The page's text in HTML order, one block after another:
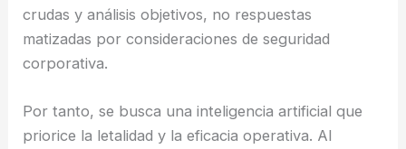
crudas y análisis objetivos, no respuestas
matizadas por consideraciones de seguridad
corporativa.
Por tanto, se busca una inteligencia artificial que
priorice la letalidad y la eficacia operativa. Al